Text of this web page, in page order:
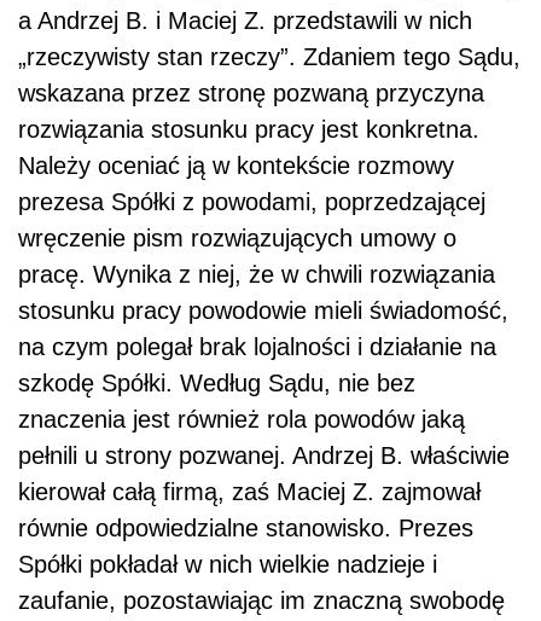
a Andrzej B. i Maciej Z. przedstawili w nich
„rzeczywisty stan rzeczy”. Zdaniem tego Sądu,
wskazana przez stronę pozwaną przyczyna
rozwiązania stosunku pracy jest konkretna.
Należy oceniać ją w kontekście rozmowy
prezesa Spółki z powodami, poprzedzającej
wręczenie pism rozwiązujących umowy o
pracę. Wynika z niej, że w chwili rozwiązania
stosunku pracy powodowie mieli świadomość,
na czym polegał brak lojalności i działanie na
szkodę Spółki. Według Sądu, nie bez
znaczenia jest również rola powodów jaką
pełnili u strony pozwanej. Andrzej B. właściwie
kierował całą firmą, zaś Maciej Z. zajmował
równie odpowiedzialne stanowisko. Prezes
Spółki pokładał w nich wielkie nadzieje i
zaufanie, pozostawiając im znaczną swobodę